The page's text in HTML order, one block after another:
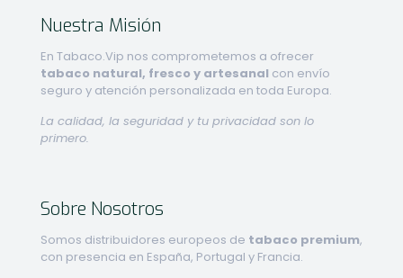
Nuestra Misión
En Tabaco.Vip nos comprometemos a ofrecer
tabaco natural, fresco y artesanal con envío
seguro y atención personalizada en toda Europa.
La calidad, la seguridad y tu privacidad son lo
primero.
Sobre Nosotros
Somos distribuidores europeos de tabaco premium,
con presencia en España, Portugal y Francia.